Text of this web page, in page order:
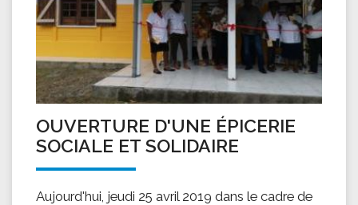
OUVERTURE D'UNE ÉPICERIE
SOCIALE ET SOLIDAIRE
Aujourd'hui, jeudi 25 avril 2019 dans le cadre de